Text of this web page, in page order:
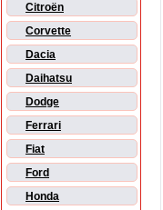
Citroën
Corvette
Dacia
Daihatsu
Dodge
Ferrari
Fiat
Ford
Honda